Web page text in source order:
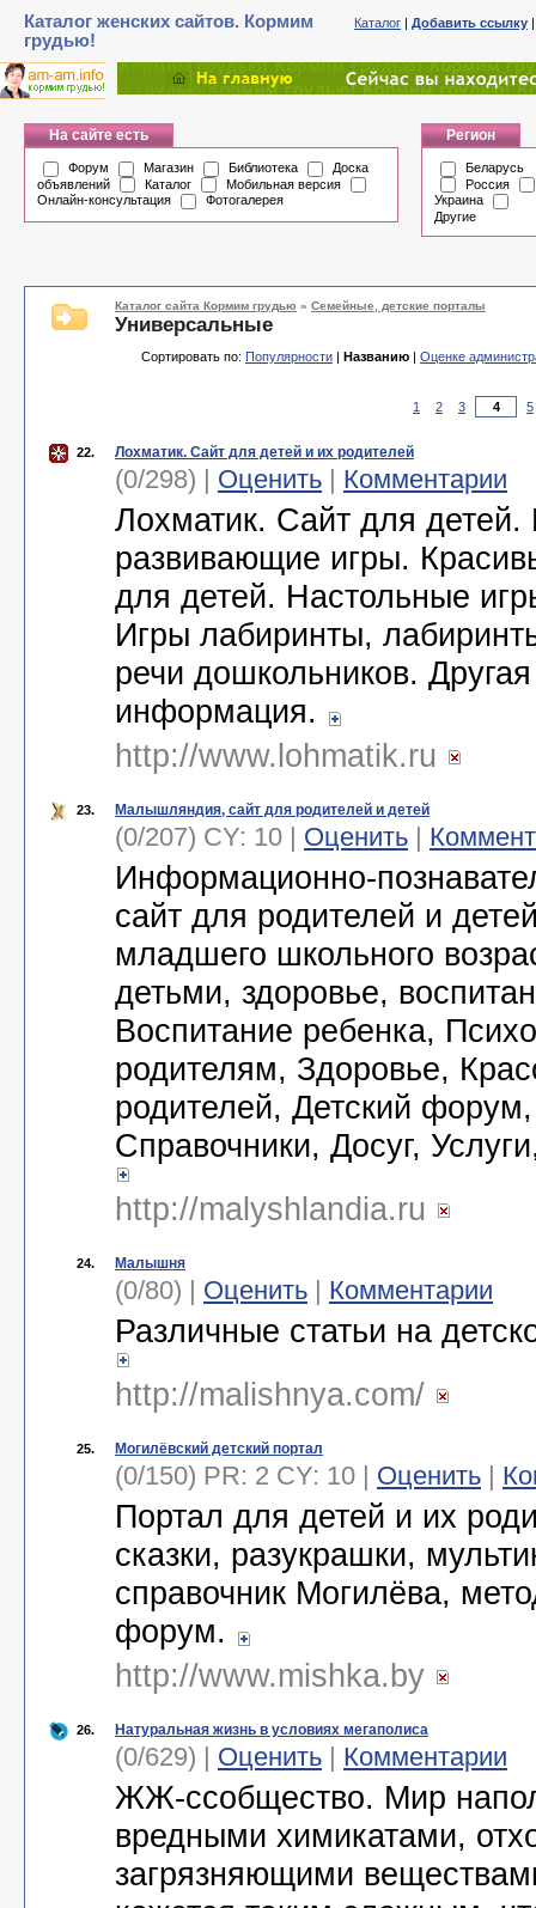
Каталог женских сайтов. Кормим
грудью!
Каталог | Добавить ссылку
На сайте есть
Форум Магазин Библиотека
Доска
объявлений
Каталог
Мобильная версия
Онлайн-консультация
Фотогалерея
Регион
Беларусь
Россия
Украина
Другие
Каталог сайта Кормим грудью » Семейные, детские порталы
Универсальные
Сортировать по: Популярности | Названию | Оценке
1 2 3 5
22. Лохматик. Сайт для детей и их родителей
(0/298) | Оценить | Комментарии
Лохматик. Сайт для детей.
развивающие игры.
для детей. Настольные
Игры лабиринты,
речи дошкольников.
информация.
http://www.lohmatik.ru
23. Малышляндия, сайт для родителей и детей
(0/207) CY: 10 | Оценить |
Информационно-
сайт для родителей и
младшего школьного
детьми, здоровье,
Воспитание ребенка,
родителям, Здоровье,
родителей, Детский
Справочники, Досуг,
http://malyshlandia.ru
24. Малышня
(0/80) | Оценить | Комментарии
Различные статьи на
http://malishnya.com/
25. Могилёвский детский портал
(0/150) PR: 2 CY: 10 | Оценить |
Портал для детей и их
сказки, разукрашки,
справочник Могилёва,
форум.
http://www.mishka.by
26. Натуральная жизнь в условиях мегаполиса
(0/629) | Оценить | Комментарии
ЖЖ-ссобщество. Мир
вредными химикатами,
загрязняющими